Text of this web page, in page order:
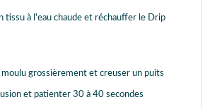
tissu à l'eau chaude et réchauffer le Drip
grossièrement et creuser un puits
et patienter 30 à 40 secondes